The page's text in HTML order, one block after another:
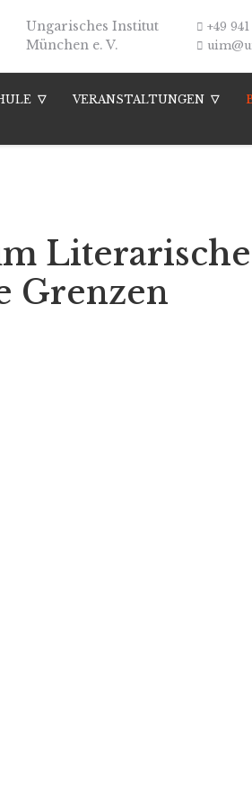
Ungarisches Institut
München e. V.
+49
VERANSTALTUNGEN
Grenzen